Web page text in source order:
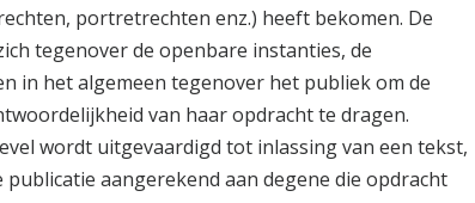
portretrechten enz.) heeft bekomen. De
tegenover de openbare instanties, de
in het algemeen tegenover het publiek om de
van haar opdracht te dragen.
wordt uitgevaardigd tot inlassing van een tekst,
aangerekend aan degene die opdracht